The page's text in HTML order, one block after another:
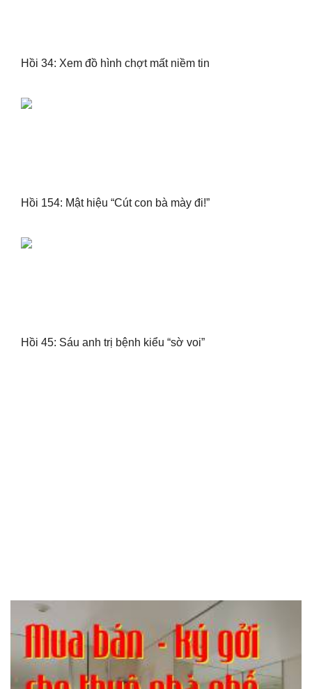
Hồi 34: Xem đồ hình chợt mất niềm tin
Hồi 154: Mật hiệu “Cút con bà mày đi!”
Hồi 45: Sáu anh trị bệnh kiểu “sờ voi”